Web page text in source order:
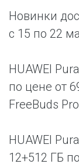
Новинки
с 15 по 22
HUAWEI
по цене от
FreeBuds
HUAWEI
12+512 ГБ